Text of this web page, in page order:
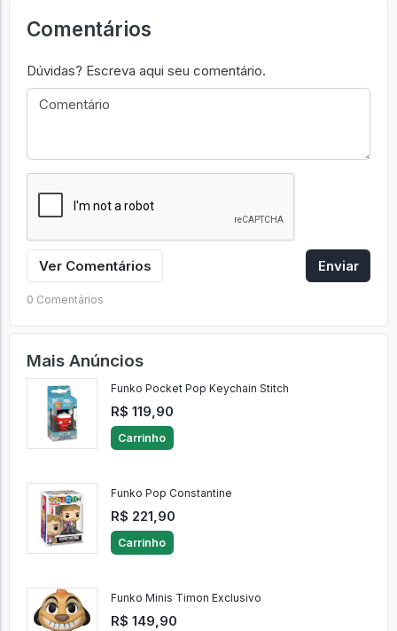
Comentários
Dúvidas? Escreva aqui seu comentário.
Ver Comentários Enviar
0 Comentários
Mais Anúncios
Funko Pocket Pop Keychain Stitch
R$ 119,90
Carrinho
Funko Pop Constantine
R$ 221,90
Carrinho
Funko Minis Timon Exclusivo
R$ 149,90